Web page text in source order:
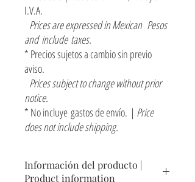
I.V.A.
Prices are expressed in Mexican Pesos
and include taxes.
* Precios sujetos a cambio sin previo
aviso.
Prices subject to change without prior
notice.
* No incluye gastos de envío. | Price
does not include shipping.
Información del producto |
Product information